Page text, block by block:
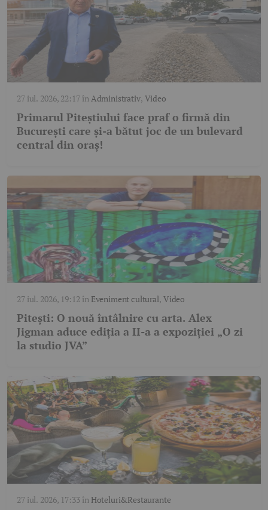
27 iul. 2026, 22:17înAdministrativ, Video
Primarul Piteștiului face praf o firmă din
București care și-a bătut joc de un bulevard
central din oraș!
27 iul. 2026, 19:12 în Eveniment cultural, Video
Pitești: O nouă întâlnire cu arta. Alex
Jigman aduce ediția a II-a a expoziției „O zi
la studio JVA”
27 iul. 2026, 17:33în Hoteluri&Restaurante